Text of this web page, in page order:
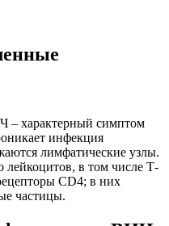
– характерный симптом
инфекция
лимфатические узлы.
лейкоцитов, в том числе Т-
CD4; в них
частицы.